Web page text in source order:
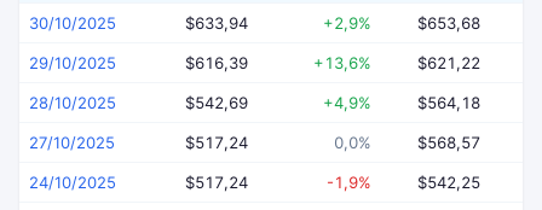
30/10/2025 $633,94 +2,9% $653,68
29/10/2025 $616,39 +13,6% $621,22
28/10/2025 $542,69 +4,9% $564,18
27/10/2025 $517,24 0,0% $568,57
24/10/2025 $517,24 -1,9% $542,25